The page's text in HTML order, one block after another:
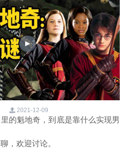
2021-12-09
的魁地奇，到底是靠什么实现男
，欢迎讨论。